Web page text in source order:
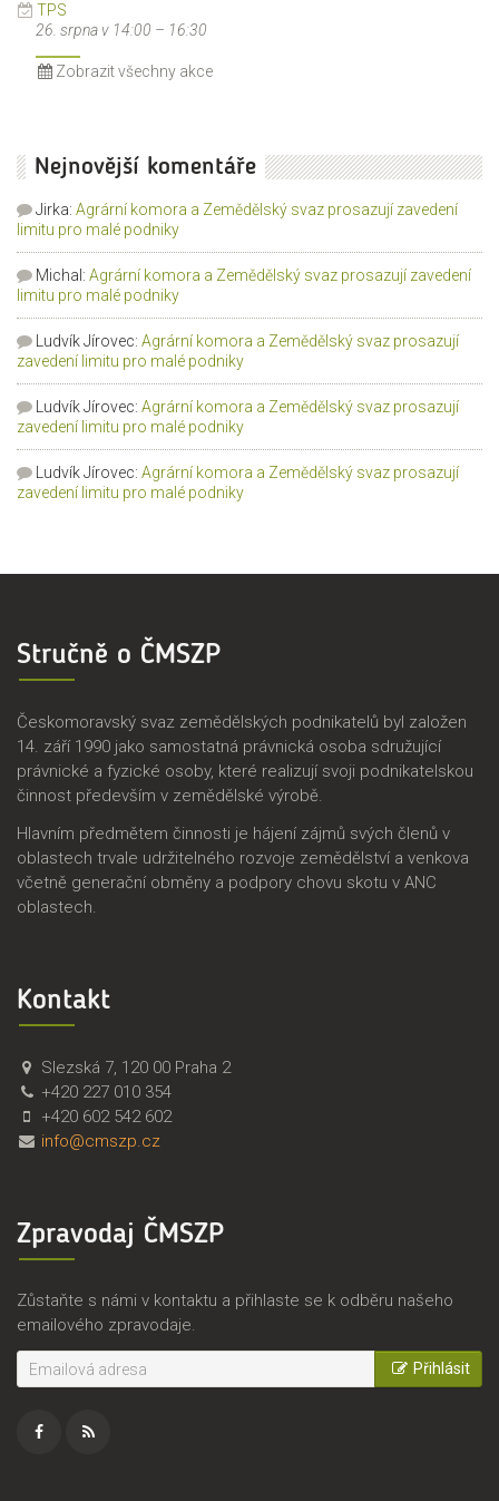
TPS
26. srpna v 14:00 – 16:30
Zobrazit všechny akce
Nejnovější komentáře
Jirka: Agrární komora a Zemědělský svaz prosazují zavedení
limitu pro malé podniky
Michal : Agrární komora a Zemědělský svaz prosazují zavedení
limitu pro malé podniky
Ludvík Jírovec: Agrární komora a Zemědělský svaz prosazují
zavedení limitu pro malé podniky
Ludvík Jírovec: Agrární komora a Zemědělský svaz prosazují
zavedení limitu pro malé podniky
Ludvík Jírovec: Agrární komora a Zemědělský svaz prosazují
zavedení limitu pro malé podniky
Stručně o ČMSZP
Českomoravský svaz zemědělských podnikatelů byl založen
14. září 1990 jako samostatná právnická osoba sdružující
právnické a fyzické osoby, které realizují svoji podnikatelskou
činnost především v zemědělské výrobě.
Hlavním předmětem činnosti je hájení zájmů svých členů v
oblastech trvale udržitelného rozvoje zemědělství a venkova
včetně generační obměny a podpory chovu skotu v ANC
oblastech.
Kontakt
Č
M
S
Z
.
s
Č
e
s
k
r
a
s
k
s
Slezská 7, 120 00 Praha 2
+420 227 010 354
+420 602 542 602
info@cmszp.cz
Zpravodaj ČMSZP
Zůstaňte s námi v kontaktu a přihlaste se k odběru našeho
emailového zpravodaje.
Přihlásit